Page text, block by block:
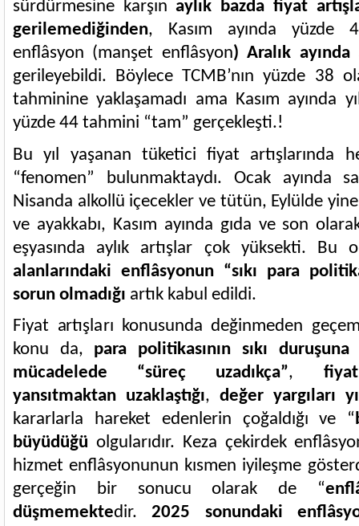
sürdürmesine karşınaylık bazda fiyat
gerilemediğinden, Kasım ayında yüzde
enflâsyon (manşet enflâsyon) Aralık ayında
gerileyebildi. Böylece TCMB’nın yüzde 38
tahminine yaklaşamadı ama Kasım ayında
yüzde 44 tahmini “tam” gerçekleşti.!
Bu yıl yaşanan tüketici fiyat artışlarında
“fenomen” bulunmaktaydı. Ocak ayında
Nisanda alkollü içecekler ve tütün, Eylülde
ve ayakkabı, Kasım ayında gıda ve son
eşyasında aylık artışlar çok yüksekti. Bu
alanlarındaki enflâsyonun “sıkı para
sorun olmadığı artık kabul edildi.
Fiyat artışları konusunda değinmeden
konu da, para politikasının sıkı
mücadelede “süreç uzadıkça”,
yansıtmaktan uzaklaştığı, değer yargıları
kararlarla hareket edenlerin çoğaldığı ve “
büyüdüğü olgularıdır. Keza çekirdek
hizmet enflâsyonunun kısmen iyileşme
gerçeğin bir sonucu olarak de “
düşmemektedir.2025 sonundaki